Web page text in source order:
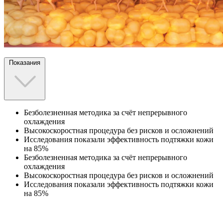
Показания
Безболезненная методика за счёт непрерывного
охлаждения
Высокоскоростная процедура без рисков и осложнений
Исследования показали эффективность подтяжки кожи
на 85%
Безболезненная методика за счёт непрерывного
охлаждения
Высокоскоростная процедура без рисков и осложнений
Исследования показали эффективность подтяжки кожи
на 85%